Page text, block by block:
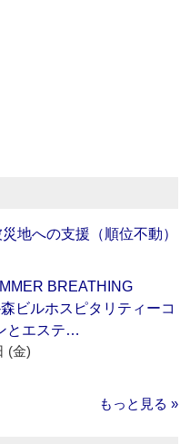
地への支援（順位不動）
BREATHING
ビルホスピタリティーコ
とエステ…
(金)
もっと見る »